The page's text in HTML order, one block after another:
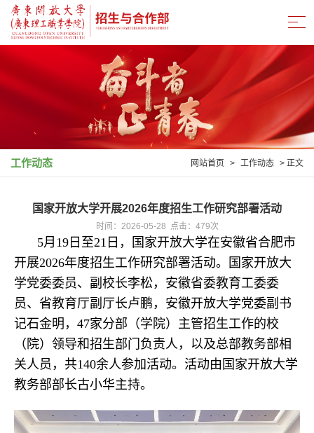
工作动态 网站首页 > 工作动态 > 正文
国家开放大学开展2026年度招生工作研究部署活动
时间：2026-05-28 点击： 479次
5月19日至21日，国家开放大学在安徽省合肥市
开展2026年度招生工作研究部署活动。国家开放大
学党委委员、副校长李松，安徽省委教育工委委
员、省教育厅副厅长卢鹏，安徽开放大学党委副书
记石金明，47家分部（学院）主管招生工作的校
（院）领导和招生部门负责人，以及总部教务部相
关人员，共140余人参加活动。活动由国家开放大学
教务部部长古小华主持。